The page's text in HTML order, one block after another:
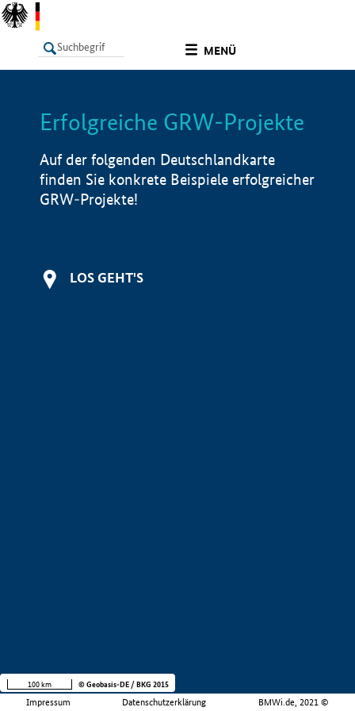
MENÜ
LISTE Info
Erfolgreiche GRW-Projekte
Auf der folgenden Deutschlandkarte
finden Sie konkrete Beispiele erfolgreicher
GRW-Projekte!
LOS GEHT'S
Impressum Datenschutzerklärung BMWi.de, 2021 ©
100 km © Geobasis-DE / BKG 2015